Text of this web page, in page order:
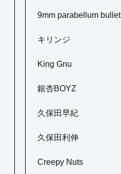
9mm parabellum bullet
キリンジ
King Gnu
銀杏BOYZ
久保田早紀
久保田利伸
Creepy Nuts